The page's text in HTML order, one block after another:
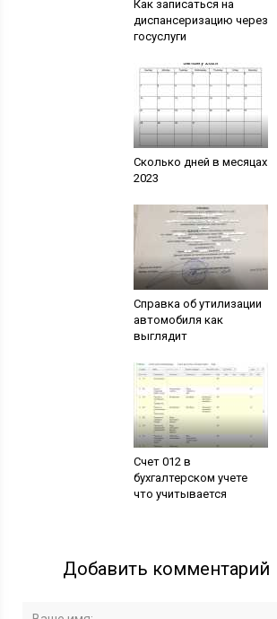
Как записаться на
диспансеризацию через
госуслуги
Сколько дней в месяцах
2023
Справка об утилизации
автомобиля как
выглядит
Счет 012 в
бухгалтерском учете
что учитывается
Добавить комментарий